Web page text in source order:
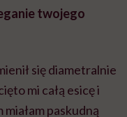
twojego
się diametralnie
mi całą esicę i
miałam paskudną